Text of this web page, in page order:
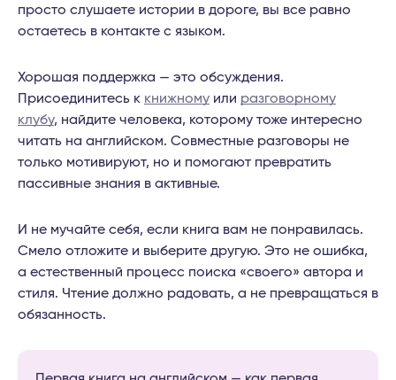
просто слушаете истории в дороге, вы все равно
остаетесь в контакте с языком.
Хорошая поддержка — это обсуждения.
Присоединитесь к книжному или разговорному
клубу, найдите человека, которому тоже интересно
читать на английском. Совместные разговоры не
только мотивируют, но и помогают превратить
пассивные знания в активные.
И не мучайте себя, если книга вам не понравилась.
Смело отложите и выберите другую. Это не ошибка,
а естественный процесс поиска «своего» автора и
стиля. Чтение должно радовать, а не превращаться в
обязанность.